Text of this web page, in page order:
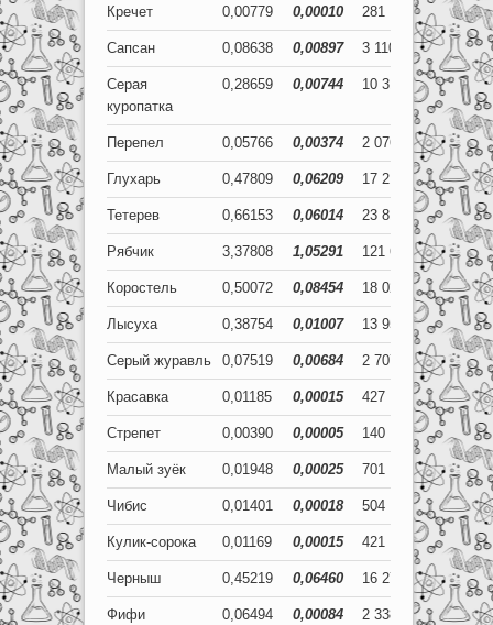
Кречет 0,00779 0,00010 281 4
Сапсан 0,08638 0,00897 3 110 323
Серая
куропатка
0,28659 0,00744 10 317 268
Перепел 0,05766 0,00374 2 076 135
Глухарь 0,47809 0,06209 17 211 2 235
Тетерев 0,66153 0,06014 23 815 2 165
Рябчик 3,37808 1,05291 121 611 37 905
Коростель 0,50072 0,08454 18 026 3 043
Лысуха 0,38754 0,01007 13 951 362
Серый журавль 0,07519 0,00684 2 707 246
Красавка 0,01185 0,00015 427 6
Стрепет 0,00390 0,00005 140 2
Малый зуёк 0,01948 0,00025 701 9
Чибис 0,01401 0,00018 504 7
Кулик-сорока 0,01169 0,00015 421 5
Черныш 0,45219 0,06460 16 279 2 326
Фифи 0,06494 0,00084 2 338 30